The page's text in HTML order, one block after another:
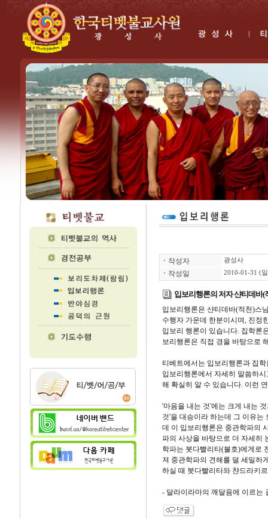
ㆍ 작성자 광성사
ㆍ 작성일 2010-01-31 (
입보리행론의 저자 샨티데바(
입보리행론은 샨티데바(적천)스
수행자 가운데 한분이시며, 진정
입보리 행론이 있습니다. 집학론
보리행론은 직접 경을 바탕으로
티베트에서는 입보리행론과 집
입보리행론에서 자세히 말씀하
해 확실히 알 수 있습니다. 이런
'마음을 내는 것'에는 크게 내는
것'을 대승이라 하는데 그 이유는
데 이 입보리행론은 중관학파의
파의 사상을 바탕으로 더 자세히
학파는 붓다빨리타(불호)에게로
져 중관학파의 견해를 덜 세밀하
하실 때 붓다빨리타와 챤드라키
- 달라이라마의 깨달음에 이르는